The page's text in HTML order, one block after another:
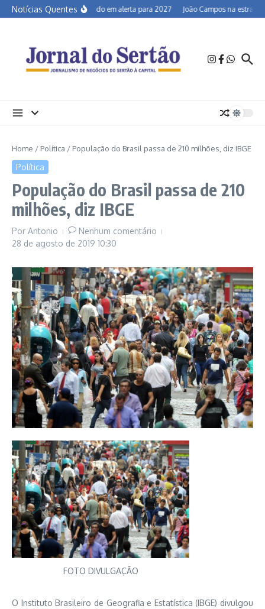
Ir para o conteúdo
Notícias QuentesSemiárido em alerta para 2027 João Campos na estrada
Home / Política / População do Brasil passa de 210 milhões, diz IBGE
Política
População do Brasil passa de 210
milhões, diz IBGE
Por Antonio
Nenhum comentário
28 de agosto de 2019 10:30
FOTO DIVULGAÇÃO
O Instituto Brasileiro de Geografia e Estatística (IBGE) divulgou